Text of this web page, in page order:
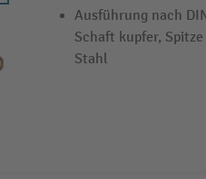
Ausführung nach
Schaft kupfer,
Stahl